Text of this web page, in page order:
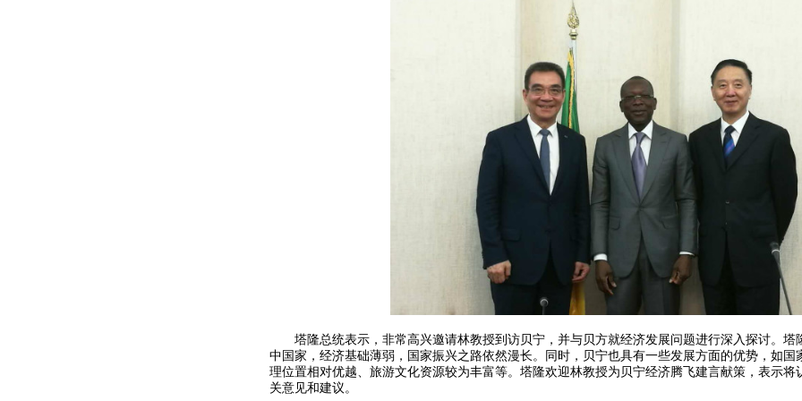
塔隆总统表示，非常高兴邀请林教授到访贝宁，并与贝方就经济发展问题进行深入探讨。塔
中国家，经济基础薄弱，国家振兴之路依然漫长。同时，贝宁也具有一些发展方面的优势，如国
理位置相对优越、旅游文化资源较为丰富等。塔隆欢迎林教授为贝宁经济腾飞建言献策，表示将
关意见和建议。